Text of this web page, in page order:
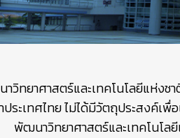
วิทยาศาสตร์และเทคโนโลยีแห่งช
ระเทศไทย ไม่ได้มีวัตถุประสงค์เ
พัฒนาวิทยาศาสตร์และเทคโนโล